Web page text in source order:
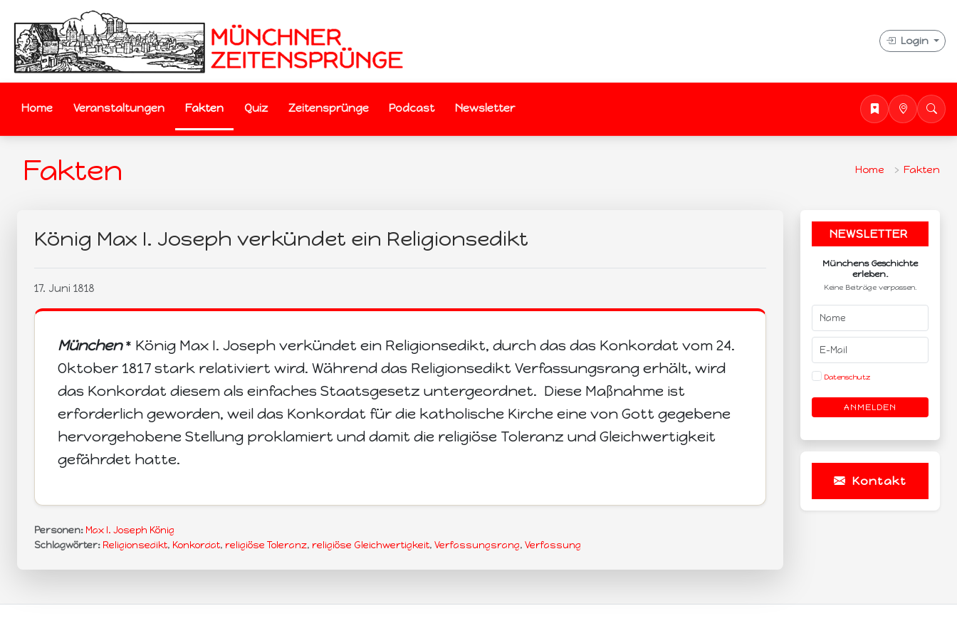
Login
Home Veranstaltungen Fakten Quiz Zeitensprünge Podcast Newsletter
Fakten Home Fakten
König Max I. Joseph verkündet ein Religionsedikt
17. Juni 1818
München* König Max I. Joseph verkündet ein Religionsedikt, durch das das Konkordat vom 24.
Oktober 1817 stark relativiert wird. Während das Religionsedikt Verfassungsrang erhält, wird
das Konkordat diesem als einfaches Staatsgesetz untergeordnet. Diese Maßnahme ist
erforderlich geworden, weil das Konkordat für die katholische Kirche eine von Gott gegebene
hervorgehobene Stellung proklamiert und damit die religiöse Toleranz und Gleichwertigkeit
gefährdet hatte.
Personen: Max I. Joseph König
Schlagwörter: Religionsedikt, Konkordat, religiöse Toleranz, religiöse Gleichwertigkeit, Verfassungsrang, Verfassung
NEWSLETTER
Münchens Geschichte
erleben.
Keine Beiträge verpassen.
Datenschutz
ANMELDEN
Kontakt